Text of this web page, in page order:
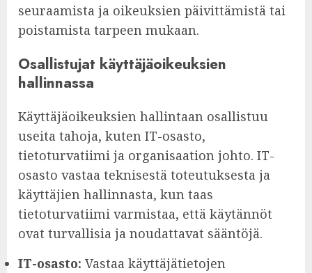
seuraamista ja oikeuksien päivittämistä tai
poistamista tarpeen mukaan.
Osallistujat käyttäjäoikeuksien
hallinnassa
Käyttäjäoikeuksien hallintaan osallistuu
useita tahoja, kuten IT-osasto,
tietoturvatiimi ja organisaation johto. IT-
osasto vastaa teknisestä toteutuksesta ja
käyttäjien hallinnasta, kun taas
tietoturvatiimi varmistaa, että käytännöt
ovat turvallisia ja noudattavat sääntöjä.
IT-osasto: Vastaa käyttäjätietojen